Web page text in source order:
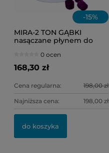
-15%
MIRA-2 TON GĄBKI
nasączane płynem do
0 ocen
168,30 zł
Cena regularna: 198,00 zł
Najniższa cena: 198,00 zł
do koszyka